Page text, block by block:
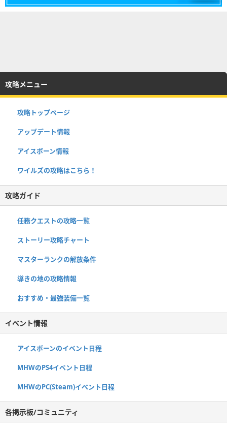
攻略メニュー
攻略トップページ
アップデート情報
アイスボーン情報
ワイルズの攻略はこちら！
攻略ガイド
任務クエストの攻略一覧
ストーリー攻略チャート
マスターランクの解放条件
導きの地の攻略情報
おすすめ・最強装備一覧
イベント情報
アイスボーンのイベント日程
MHWのPS4イベント日程
MHWのPC(Steam)イベント日程
各掲示板/コミュニティ